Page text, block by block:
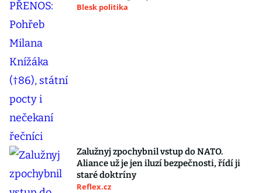
Blesk politika
Zalužnyj zpochybnil vstup do NATO.
Aliance už je jen iluzí bezpečnosti, řídí ji
staré doktríny
Reflex.cz